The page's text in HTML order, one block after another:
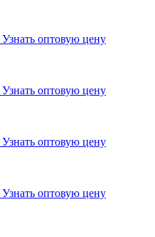
Узнать оптовую цену
Узнать оптовую цену
Узнать оптовую цену
Узнать оптовую цену